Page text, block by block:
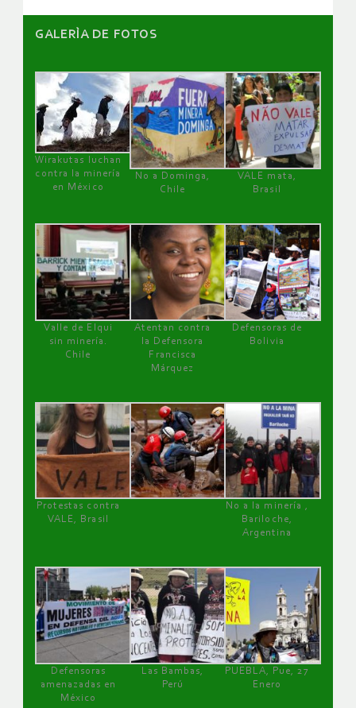
GALERÌA DE FOTOS
Wirakutas luchan
contra la minería
en México
No a Dominga,
Chile
VALE mata,
Brasil
Valle de Elqui
sin minería.
Chile
Atentan contra
la Defensora
Francisca
Márquez
Defensoras de
Bolivia
Protestas contra
VALE, Brasil
No a la minería ,
Bariloche,
Argentina
Defensoras
amenazadas en
México
Las Bambas,
Perú
PUEBLA, Pue, 27
Enero